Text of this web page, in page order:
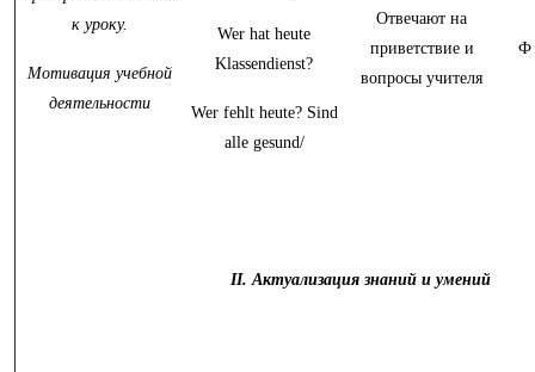
к уроку.
Мотивация учебной
деятельности
Wer hat heute
Klassendienst?
Wer fehlt heute? Sind
alle gesund/
Отвечают на
приветствие и
вопросы учителя
Ф
II. Актуализация знаний и умений